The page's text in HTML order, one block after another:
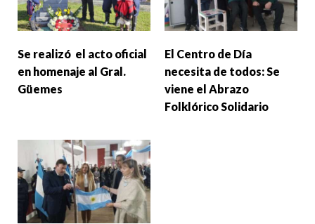
Se realizó el acto oficial
en homenaje al Gral.
Güemes
El Centro de Día
necesita de todos: Se
viene el Abrazo
Folklórico Solidario